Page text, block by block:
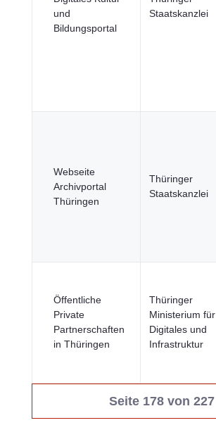
und
Bildungsportal
Staatskanzlei
Webseite
Archivportal
Thüringen
Thüringer
Staatskanzlei
Öffentliche
Private
Partnerschaften
in Thüringen
Thüringer
Ministerium für
Digitales und
Infrastruktur
Seite 178 von 227